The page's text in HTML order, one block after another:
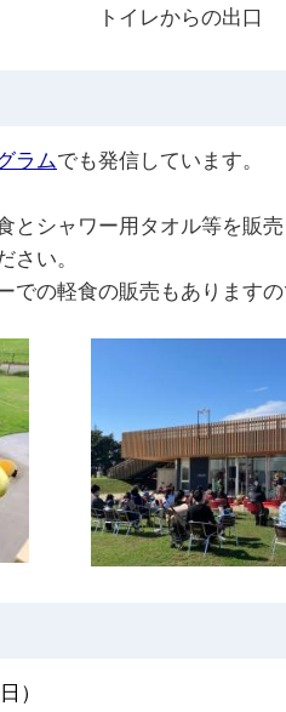
】 トイレからの出口
ラムでも発信しています。
シャワー用タオル等を販売
さい。
の軽食の販売もありますの
）